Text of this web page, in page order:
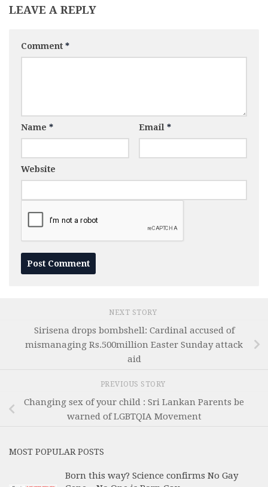
LEAVE A REPLY
Comment *
Name * Email *
Website
NEXT STORY
Sirisena drops bombshell: Cardinal accused of
mismanaging Rs.500million Easter Sunday attack
aid
PREVIOUS STORY
Changing sex of your child : Sri Lankan Parents be
warned of LGBTQIA Movement
MOST POPULAR POSTS
Born this way? Science confirms No Gay